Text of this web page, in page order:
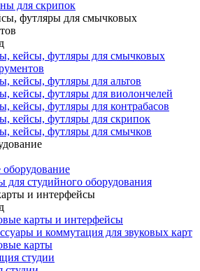
для скрипок
футляры для смычковых
кейсы, футляры для смычковых
кейсы, футляры для альтов
кейсы, футляры для виолончелей
кейсы, футляры для контрабасов
кейсы, футляры для скрипок
кейсы, футляры для смычков
для студийного оборудования
и интерфейсы
карты и интерфейсы
и коммутация для звуковых карт
карты
студии